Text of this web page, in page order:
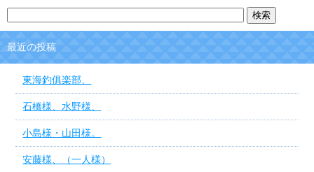
最近の投稿
東海釣俱楽部、
石橋様、水野様、
小島様・山田様。
安藤様、（一人様）